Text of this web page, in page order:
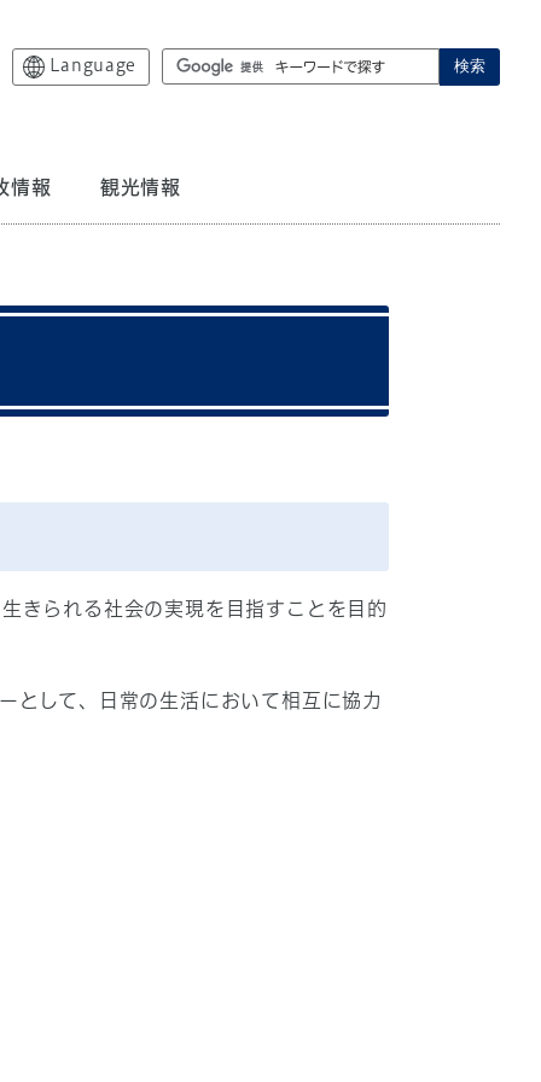
Language 検索
情報 観光情報
きられる社会の実現を目指すことを目的
として、日常の生活において相互に協力